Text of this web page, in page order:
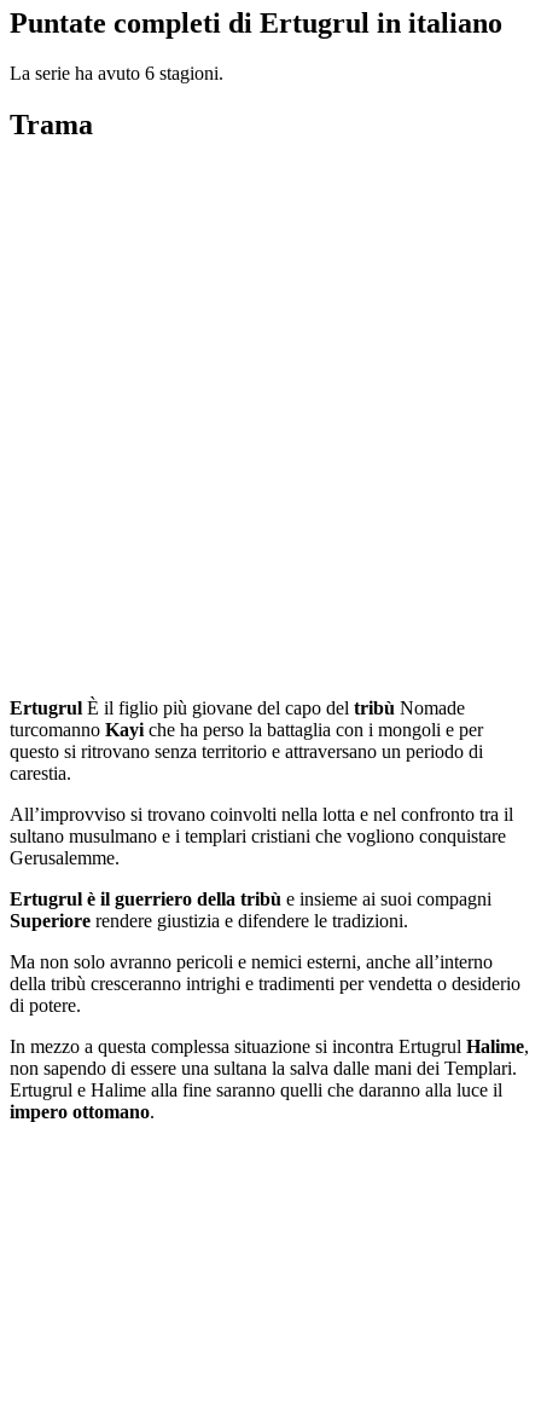
Puntate completi di Ertugrul in italiano
La serie ha avuto 6 stagioni.
Trama
Ertugrul È il figlio più giovane del capo del tribù Nomade
turcomanno Kayi che ha perso la battaglia con i mongoli e per
questo si ritrovano senza territorio e attraversano un periodo di
carestia.
All’improvviso si trovano coinvolti nella lotta e nel confronto tra il
sultano musulmano e i templari cristiani che vogliono conquistare
Gerusalemme.
Ertugrul è il guerriero della tribù e insieme ai suoi compagni
Superiore rendere giustizia e difendere le tradizioni.
Ma non solo avranno pericoli e nemici esterni, anche all’interno
della tribù cresceranno intrighi e tradimenti per vendetta o desiderio
di potere.
In mezzo a questa complessa situazione si incontra Ertugrul Halime,
non sapendo di essere una sultana la salva dalle mani dei Templari.
Ertugrul e Halime alla fine saranno quelli che daranno alla luce il
impero ottomano.